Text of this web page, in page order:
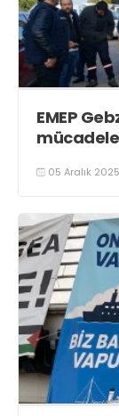
EMEP
05 Aralık